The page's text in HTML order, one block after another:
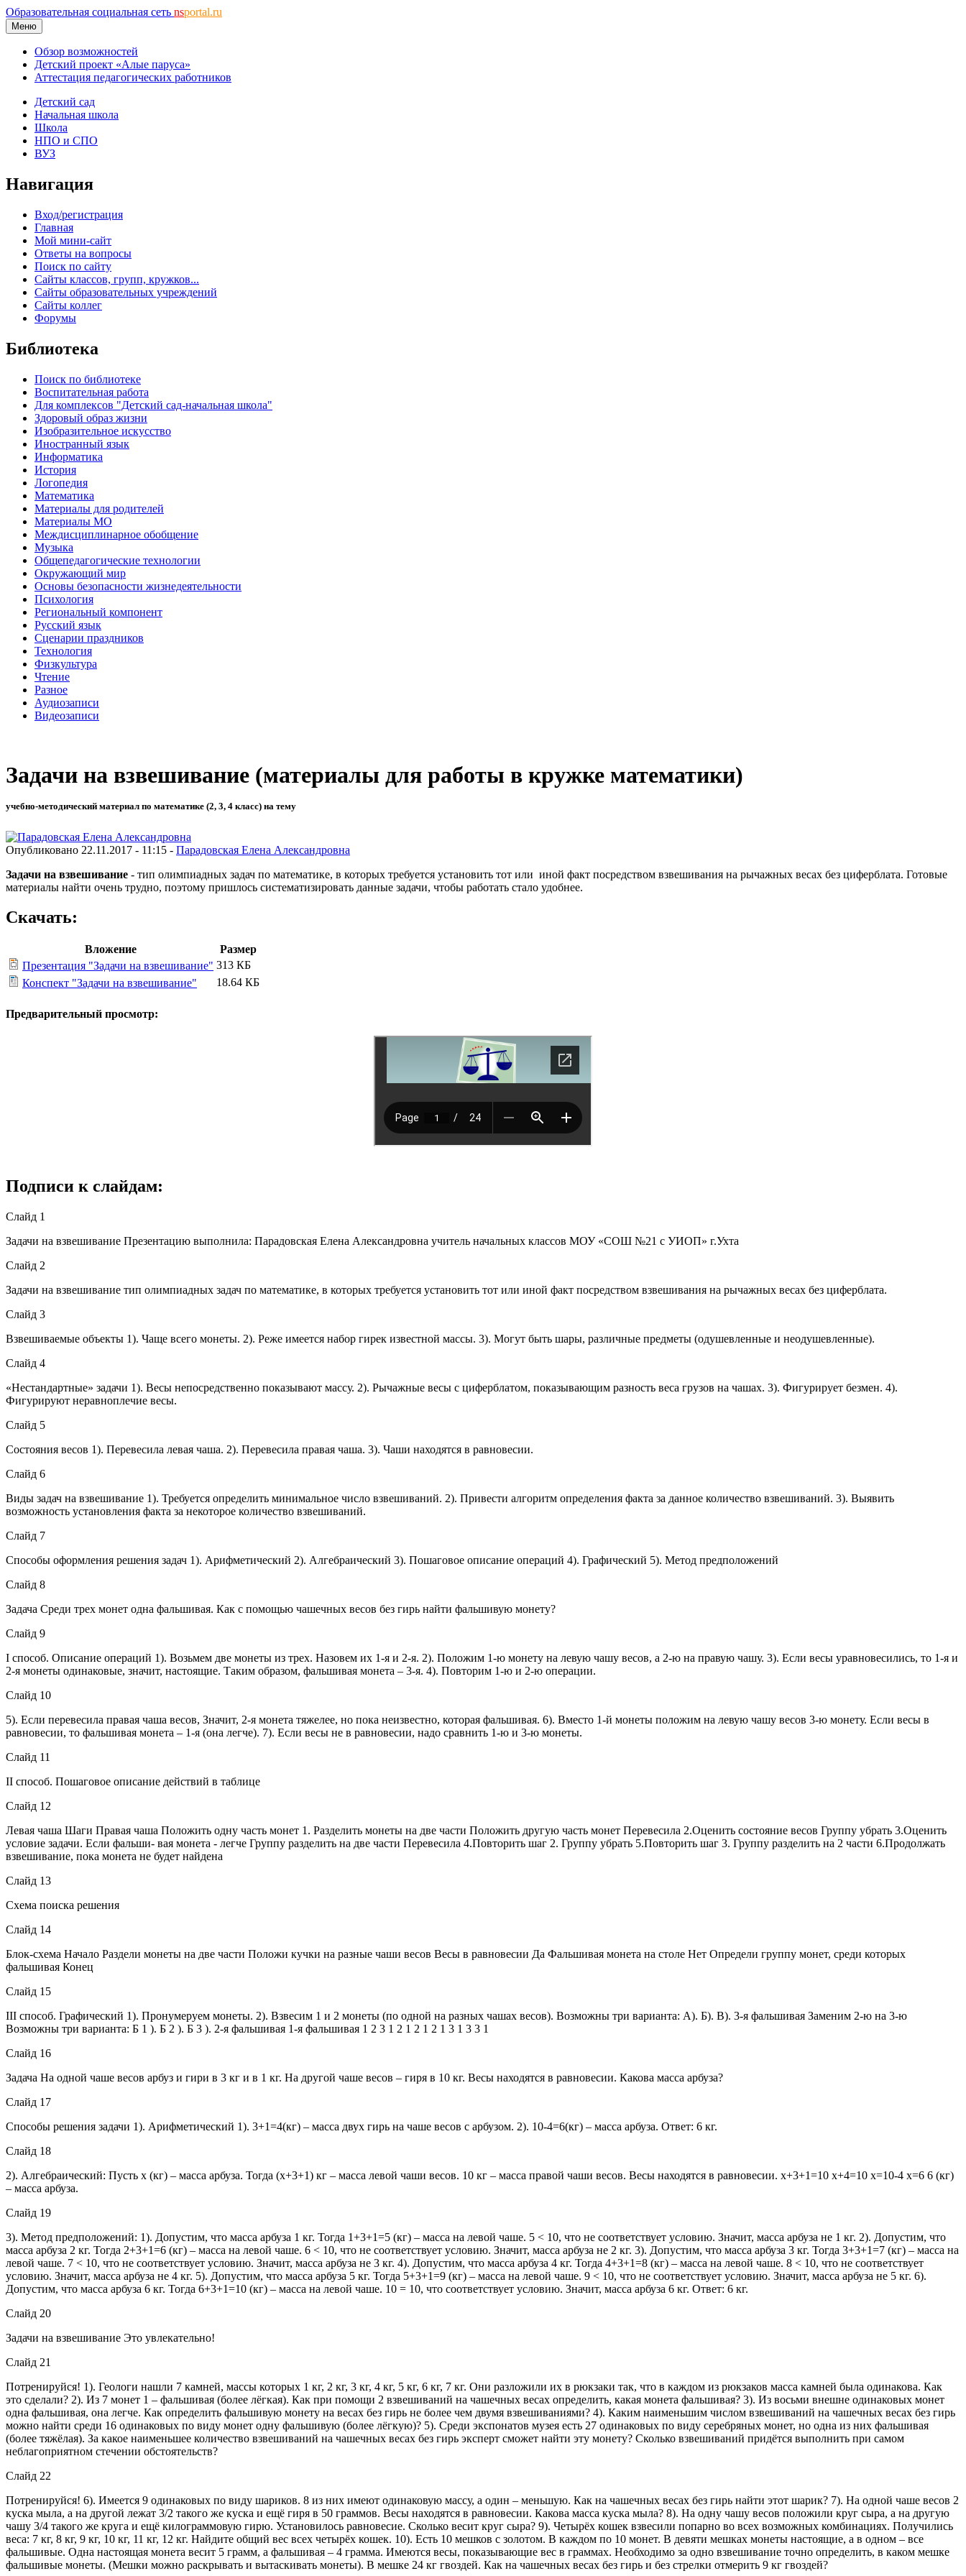
Образовательная социальная сеть nsportal.ru
Меню
Обзор возможностей
Детский проект «Алые паруса»
Аттестация педагогических работников
Детский сад
Начальная школа
Школа
НПО и СПО
ВУЗ
Навигация
Вход/регистрация
Главная
Мой мини-сайт
Ответы на вопросы
Поиск по сайту
Сайты классов, групп, кружков...
Сайты образовательных учреждений
Сайты коллег
Форумы
Библиотека
Поиск по библиотеке
Воспитательная работа
Для комплексов "Детский сад-начальная школа"
Здоровый образ жизни
Изобразительное искусство
Иностранный язык
Информатика
История
Логопедия
Математика
Материалы для родителей
Материалы МО
Междисциплинарное обобщение
Музыка
Общепедагогические технологии
Окружающий мир
Основы безопасности жизнедеятельности
Психология
Региональный компонент
Русский язык
Сценарии праздников
Технология
Физкультура
Чтение
Разное
Аудиозаписи
Видеозаписи
Задачи на взвешивание (материалы для работы в кружке математики)
учебно-методический материал по математике (2, 3, 4 класс) на тему
Опубликовано 22.11.2017 - 11:15 - Парадовская Елена Александровна
Задачи на взвешивание - тип олимпиадных задач по математике, в которых требуется установить тот или иной факт посредством взвешивания на рычажных весах без циферблата. Готовые
материалы найти очень трудно, поэтому пришлось систематизировать данные задачи, чтобы работать стало удобнее.
Скачать:
Вложение
Размер
Презентация "Задачи на взвешивание" 313 КБ
Конспект "Задачи на взвешивание"
18.64 КБ
Предварительный просмотр:
Подписи к слайдам:
Слайд 1
Задачи на взвешивание Презентацию выполнила: Парадовская Елена Александровна учитель начальных классов МОУ «СОШ №21 с УИОП» г.Ухта
Слайд 2
Задачи на взвешивание тип олимпиадных задач по математике, в которых требуется установить тот или иной факт посредством взвешивания на рычажных весах без циферблата.
Слайд 3
Взвешиваемые объекты 1). Чаще всего монеты. 2). Реже имеется набор гирек известной массы. 3). Могут быть шары, различные предметы (одушевленные и неодушевленные).
Слайд 4
«Нестандартные» задачи 1). Весы непосредственно показывают массу. 2). Рычажные весы с циферблатом, показывающим разность веса грузов на чашах. 3). Фигурирует безмен. 4).
Фигурируют неравноплечие весы.
Слайд 5
Состояния весов 1). Перевесила левая чаша. 2). Перевесила правая чаша. 3). Чаши находятся в равновесии.
Слайд 6
Виды задач на взвешивание 1). Требуется определить минимальное число взвешиваний. 2). Привести алгоритм определения факта за данное количество взвешиваний. 3). Выявить
возможность установления факта за некоторое количество взвешиваний.
Слайд 7
Способы оформления решения задач 1). Арифметический 2). Алгебраический 3). Пошаговое описание операций 4). Графический 5). Метод предположений
Слайд 8
Задача Среди трех монет одна фальшивая. Как с помощью чашечных весов без гирь найти фальшивую монету?
Слайд 9
I способ. Описание операций 1). Возьмем две монеты из трех. Назовем их 1-я и 2-я. 2). Положим 1-ю монету на левую чашу весов, а 2-ю на правую чашу. 3). Если весы уравновесились, то 1-я и
2-я монеты одинаковые, значит, настоящие. Таким образом, фальшивая монета – 3-я. 4). Повторим 1-ю и 2-ю операции.
Слайд 10
5). Если перевесила правая чаша весов, Значит, 2-я монета тяжелее, но пока неизвестно, которая фальшивая. 6). Вместо 1-й монеты положим на левую чашу весов 3-ю монету. Если весы в
равновесии, то фальшивая монета – 1-я (она легче). 7). Если весы не в равновесии, надо сравнить 1-ю и 3-ю монеты.
Слайд 11
II способ. Пошаговое описание действий в таблице
Слайд 12
Левая чаша Шаги Правая чаша Положить одну часть монет 1. Разделить монеты на две части Положить другую часть монет Перевесила 2.Оценить состояние весов Группу убрать 3.Оценить
условие задачи. Если фальши- вая монета - легче Группу разделить на две части Перевесила 4.Повторить шаг 2. Группу убрать 5.Повторить шаг 3. Группу разделить на 2 части 6.Продолжать
взвешивание, пока монета не будет найдена
Слайд 13
Схема поиска решения
Слайд 14
Блок-схема Начало Раздели монеты на две части Положи кучки на разные чаши весов Весы в равновесии Да Фальшивая монета на столе Нет Определи группу монет, среди которых
фальшивая Конец
Слайд 15
III способ. Графический 1). Пронумеруем монеты. 2). Взвесим 1 и 2 монеты (по одной на разных чашах весов). Возможны три варианта: А). Б). В). 3-я фальшивая Заменим 2-ю на 3-ю
Возможны три варианта: Б 1 ). Б 2 ). Б 3 ). 2-я фальшивая 1-я фальшивая 1 2 3 1 2 1 2 1 2 1 3 1 3 3 1
Слайд 16
Задача На одной чаше весов арбуз и гири в 3 кг и в 1 кг. На другой чаше весов – гиря в 10 кг. Весы находятся в равновесии. Какова масса арбуза?
Слайд 17
Способы решения задачи 1). Арифметический 1). 3+1=4(кг) – масса двух гирь на чаше весов с арбузом. 2). 10-4=6(кг) – масса арбуза. Ответ: 6 кг.
Слайд 18
2). Алгебраический: Пусть х (кг) – масса арбуза. Тогда (х+3+1) кг – масса левой чаши весов. 10 кг – масса правой чаши весов. Весы находятся в равновесии. х+3+1=10 х+4=10 х=10-4 х=6 6 (кг)
– масса арбуза.
Слайд 19
3). Метод предположений: 1). Допустим, что масса арбуза 1 кг. Тогда 1+3+1=5 (кг) – масса на левой чаше. 5 < 10, что не соответствует условию. Значит, масса арбуза не 1 кг. 2). Допустим, что
масса арбуза 2 кг. Тогда 2+3+1=6 (кг) – масса на левой чаше. 6 < 10, что не соответствует условию. Значит, масса арбуза не 2 кг. 3). Допустим, что масса арбуза 3 кг. Тогда 3+3+1=7 (кг) – масса на
левой чаше. 7 < 10, что не соответствует условию. Значит, масса арбуза не 3 кг. 4). Допустим, что масса арбуза 4 кг. Тогда 4+3+1=8 (кг) – масса на левой чаше. 8 < 10, что не соответствует
условию. Значит, масса арбуза не 4 кг. 5). Допустим, что масса арбуза 5 кг. Тогда 5+3+1=9 (кг) – масса на левой чаше. 9 < 10, что не соответствует условию. Значит, масса арбуза не 5 кг. 6).
Допустим, что масса арбуза 6 кг. Тогда 6+3+1=10 (кг) – масса на левой чаше. 10 = 10, что соответствует условию. Значит, масса арбуза 6 кг. Ответ: 6 кг.
Слайд 20
Задачи на взвешивание Это увлекательно!
Слайд 21
Потренируйся! 1). Геологи нашли 7 камней, массы которых 1 кг, 2 кг, 3 кг, 4 кг, 5 кг, 6 кг, 7 кг. Они разложили их в рюкзаки так, что в каждом из рюкзаков масса камней была одинакова. Как
это сделали? 2). Из 7 монет 1 – фальшивая (более лёгкая). Как при помощи 2 взвешиваний на чашечных весах определить, какая монета фальшивая? 3). Из восьми внешне одинаковых монет
одна фальшивая, она легче. Как определить фальшивую монету на весах без гирь не более чем двумя взвешиваниями? 4). Каким наименьшим числом взвешиваний на чашечных весах без гирь
можно найти среди 16 одинаковых по виду монет одну фальшивую (более лёгкую)? 5). Среди экспонатов музея есть 27 одинаковых по виду серебряных монет, но одна из них фальшивая
(более тяжёлая). За какое наименьшее количество взвешиваний на чашечных весах без гирь эксперт сможет найти эту монету? Сколько взвешиваний придётся выполнить при самом
неблагоприятном стечении обстоятельств?
Слайд 22
Потренируйся! 6). Имеется 9 одинаковых по виду шариков. 8 из них имеют одинаковую массу, а один – меньшую. Как на чашечных весах без гирь найти этот шарик? 7). На одной чаше весов 2
куска мыла, а на другой лежат 3/2 такого же куска и ещё гиря в 50 граммов. Весы находятся в равновесии. Какова масса куска мыла? 8). На одну чашу весов положили круг сыра, а на другую
чашу 3/4 такого же круга и ещё килограммовую гирю. Установилось равновесие. Сколько весит круг сыра? 9). Четырёх кошек взвесили попарно во всех возможных комбинациях. Получились
веса: 7 кг, 8 кг, 9 кг, 10 кг, 11 кг, 12 кг. Найдите общий вес всех четырёх кошек. 10). Есть 10 мешков с золотом. В каждом по 10 монет. В девяти мешках монеты настоящие, а в одном – все
фальшивые. Одна настоящая монета весит 5 грамм, а фальшивая – 4 грамма. Имеются весы, показывающие вес в граммах. Необходимо за одно взвешивание точно определить, в каком мешке
фальшивые монеты. (Мешки можно раскрывать и вытаскивать монеты). В мешке 24 кг гвоздей. Как на чашечных весах без гирь и без стрелки отмерить 9 кг гвоздей?